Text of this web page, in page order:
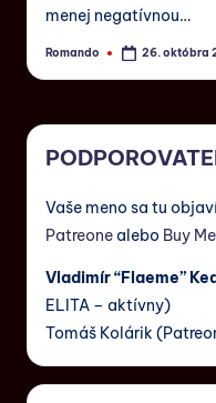
menej negatívnou…
Romando 26. októbra
Vaše meno sa tu
Patreone alebo Buy
Vladimír “Flaeme”
ELITA – aktívny)
Tomáš Kolárik